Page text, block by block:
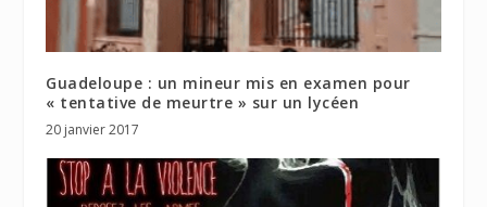
Guadeloupe : un mineur mis en examen pour
« tentative de meurtre » sur un lycéen
20 janvier 2017